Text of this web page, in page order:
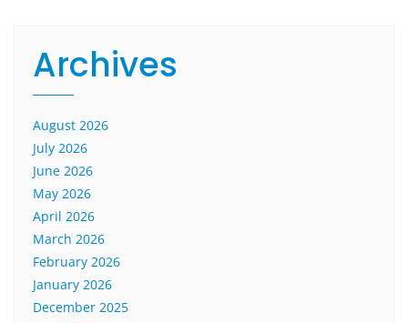
Archives
August 2026
July 2026
June 2026
May 2026
April 2026
March 2026
February 2026
January 2026
December 2025